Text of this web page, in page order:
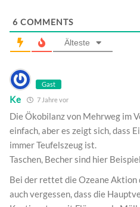
6 COMMENTS
Älteste
Gast
Ke 7 Jahre vor
Die Ökobilanz von Mehrweg im
einfach, aber es zeigt sich, dass
immer Teufelszeug ist.
Taschen, Becher sind hier
Bei der rettet die Ozeane Aktion
auch vergessen, dass die